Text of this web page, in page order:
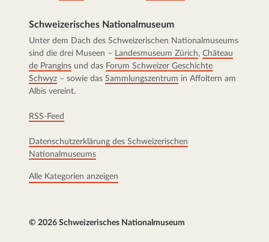
Schweizerisches Nationalmuseum
Unter dem Dach des Schweizerischen Nationalmuseums
sind die drei Museen – Landesmuseum Zürich, Château
de Prangins und das Forum Schweizer Geschichte
Schwyz – sowie das Sammlungszentrum in Affoltern am
Albis vereint.
RSS-Feed
Datenschutzerklärung des Schweizerischen
Nationalmuseums
Alle Kategorien anzeigen
© 2026 Schweizerisches Nationalmuseum